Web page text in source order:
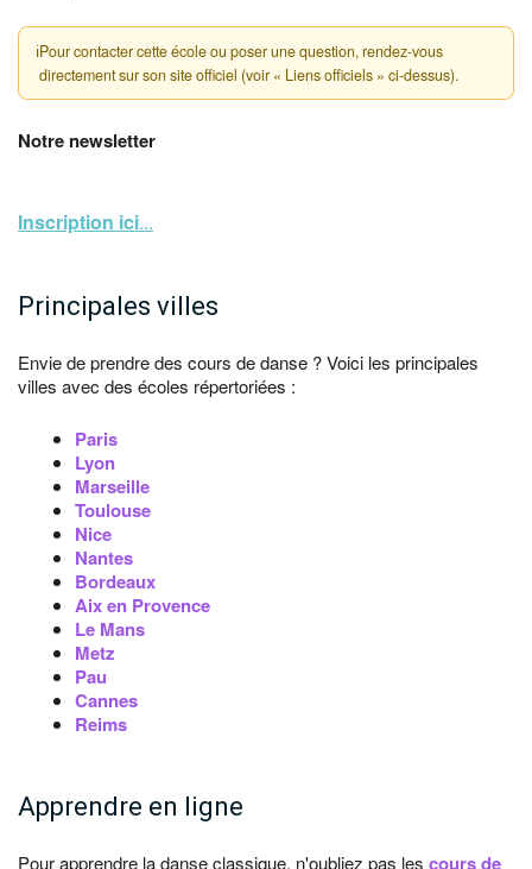
ℹPour contacter cette école ou poser une question, rendez-vous
directement sur son site officiel (voir « Liens officiels » ci-dessus).
Notre newsletter
Inscription ici...
Principales villes
Envie de prendre des cours de danse ? Voici les principales
villes avec des écoles répertoriées :
Paris
Lyon
Marseille
Toulouse
Nice
Nantes
Bordeaux
Aix en Provence
Le Mans
Metz
Pau
Cannes
Reims
Apprendre en ligne
Pour apprendre la danse classique, n'oubliez pas les cours de